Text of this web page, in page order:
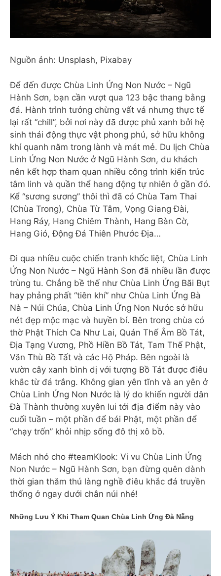
Nguồn ảnh: Unsplash, Pixabay
Để đến được Chùa Linh Ứng Non Nước – Ngũ
Hành Sơn, bạn cần vượt qua 123 bậc thang bằng
đá. Hành trình tưởng chừng vất vả nhưng thực tế
lại rất “chill”, bởi nơi này đã được phủ xanh bởi hệ
sinh thái động thực vật phong phú, sở hữu không
khí quanh năm trong lành và mát mẻ. Du lịch Chùa
Linh Ứng Non Nước ở Ngũ Hành Sơn, du khách
nên kết hợp tham quan nhiều công trình kiến trúc
tâm linh và quần thể hang động tự nhiên ở gần đó.
Kể “sương sương” thôi thì đã có Chùa Tam Thai
(Chùa Trong), Chùa Từ Tâm, Vọng Giang Đài,
Hang Ráy, Hang Chiêm Thành, Hang Bàn Cờ,
Hang Gió, Động Đá Thiên Phước Địa…
Đi qua nhiều cuộc chiến tranh khốc liệt, Chùa Linh
Ứng Non Nước – Ngũ Hành Sơn đã nhiều lần được
trùng tu. Chẳng bề thế như Chùa Linh Ứng Bãi Bụt
hay phảng phất “tiên khí” như Chùa Linh Ứng Bà
Nà – Núi Chúa, Chùa Linh Ứng Non Nước sở hữu
nét đẹp mộc mạc và huyền bí. Bên trong chùa có
thờ Phật Thích Ca Như Lai, Quán Thế Âm Bồ Tát,
Địa Tạng Vương, Phồ Hiền Bồ Tát, Tam Thế Phật,
Văn Thù Bồ Tất và các Hộ Pháp. Bên ngoài là
vườn cây xanh bình dị với tượng Bồ Tát được điêu
khắc từ đá trắng. Không gian yên tĩnh và an yên ở
Chùa Linh Ứng Non Nước là lý do khiến người dân
Đà Thành thường xuyên lui tới địa điểm này vào
cuối tuần – một phần để bái Phật, một phần để
“chạy trốn” khỏi nhịp sống đô thị xô bồ.
Mách nhỏ cho #teamKlook: Vi vu Chùa Linh Ứng
Non Nước – Ngũ Hành Sơn, bạn đừng quên dành
thời gian thăm thú làng nghề điêu khắc đá truyền
thống ở ngay dưới chân núi nhé!
Những Lưu Ý Khi Tham Quan Chùa Linh Ứng Đà Nẵng